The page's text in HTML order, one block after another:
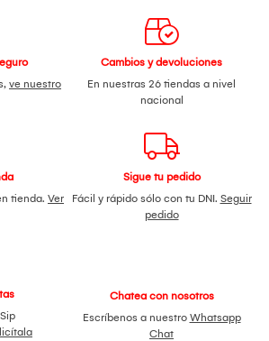
ve nuestro
Cambios y devoluciones
En nuestras 26 tiendas a nivel
nacional
tienda. Ver
Sigue tu pedido
Fácil y rápido sólo con tu DNI. Seguir
pedido
Chatea con nosotros
Escríbenos a nuestro Whatsapp
Chat